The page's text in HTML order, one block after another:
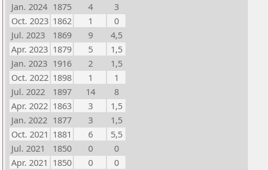
Jan. 2024 1875 4
3
Oct. 2023 1862 1
0
Jul. 2023
1869 9
4,5
Apr. 2023 1879 5
1,5
Jan. 2023 1916 2
1,5
Oct. 2022 1898 1
1
Jul. 2022
1897 14
8
Apr. 2022 1863 3
1,5
Jan. 2022 1877 3
1,5
Oct. 2021 1881 6
5,5
Jul. 2021
1850 0
0
Apr. 2021 1850 0
0